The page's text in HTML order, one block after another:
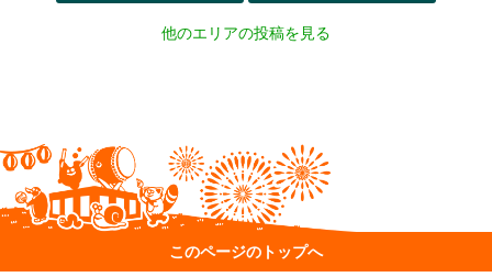
他のエリアの投稿を見る
このページのトップへ